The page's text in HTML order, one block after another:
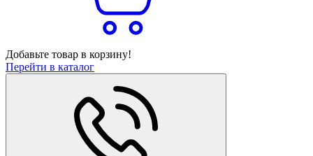
Добавьте товар в корзину!
Перейти в каталог